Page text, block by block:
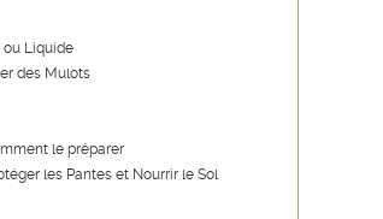
ou Liquide
des Mulots
le préparer
les Pantes et Nourrir le Sol